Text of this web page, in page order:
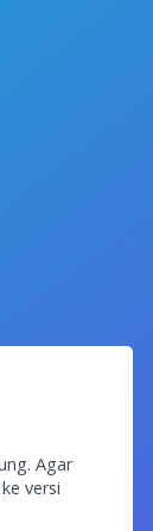
Agar
versi